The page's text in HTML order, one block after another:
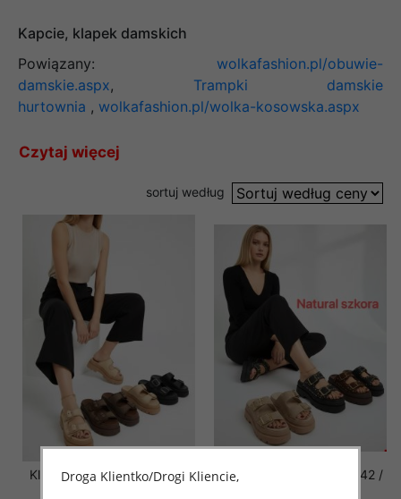
Kapcie, klapek damskich
Powiązany: wolkafashion.pl/obuwie-
damskie.aspx, Trampki damskie
hurtownia , wolkafashion.pl/wolka-kosowska.aspx
Czytaj więcej
sortuj według
Klapki damskie Roz 36-41 /
Klapki damskie Roz 36-42 /
Droga Klientko/Drogi Kliencie,